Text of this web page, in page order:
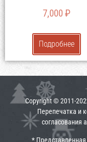
7,000₽
Подробнее
Copyright © 2011-
Перепечатка и
согласования
*